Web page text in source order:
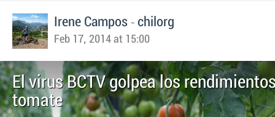
Irene Campos - chilorg
Feb 17, 2014 at 15:00
El virus BCTV golpea los
tomate